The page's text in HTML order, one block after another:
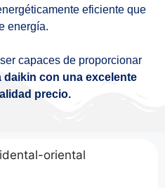
eficiente que
energía.
capaces de proporcionar
daikin con una excelente
precio.